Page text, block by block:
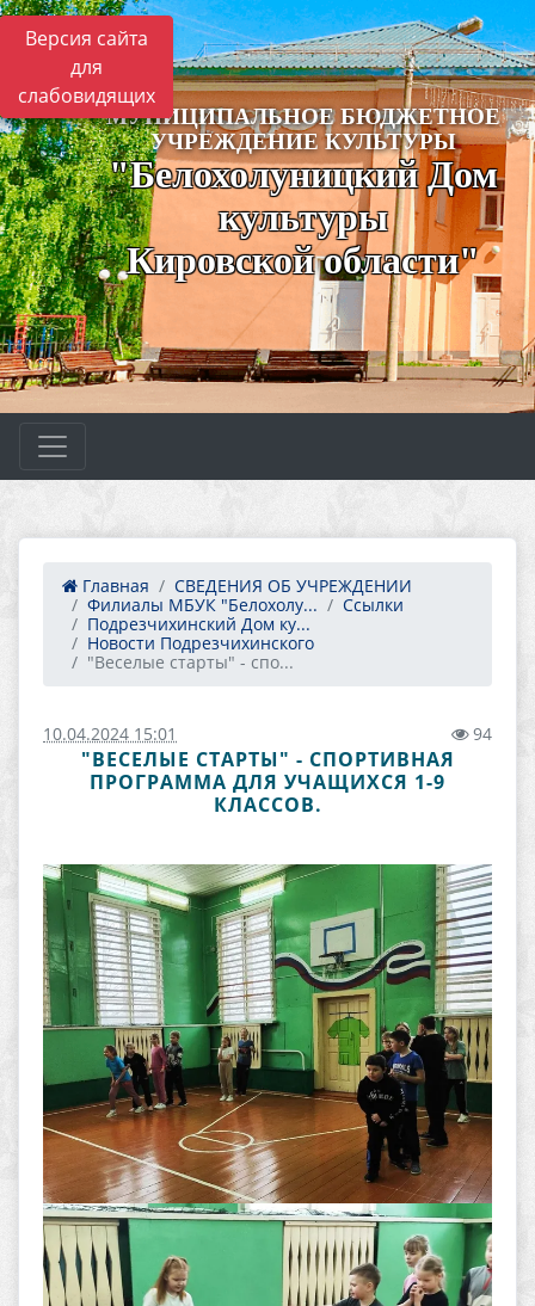
Версия сайта
для
слабовидящих
МУНИЦИПАЛЬНОЕ БЮДЖЕТНОЕ
УЧРЕЖДЕНИЕ КУЛЬТУРЫ
"Белохолуницкий Дом
культуры
Кировской области"
Главная
СВЕДЕНИЯ ОБ УЧРЕЖДЕНИИ
Филиалы МБУК "Белохолу...
Ссылки
Подрезчихинский Дом ку...
Новости Подрезчихинского
"Веселые старты" - спо...
10.04.2024 15:01 94
"ВЕСЕЛЫЕ СТАРТЫ" - СПОРТИВНАЯ
ПРОГРАММА ДЛЯ УЧАЩИХСЯ 1-9
КЛАССОВ.